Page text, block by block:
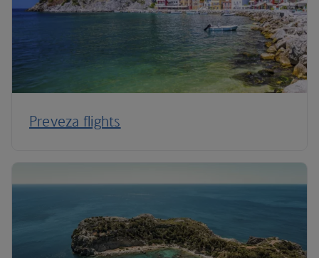
Preveza flights